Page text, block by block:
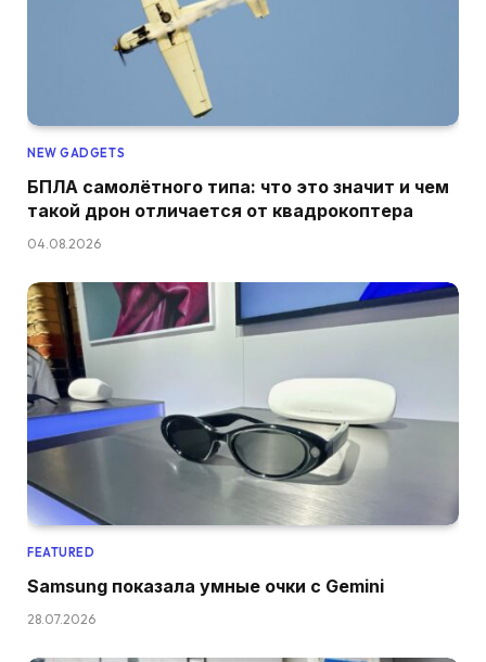
NEW GADGETS
БПЛА самолётного типа: что это значит и чем
такой дрон отличается от квадрокоптера
04.08.2026
FEATURED
Samsung показала умные очки с Gemini
28.07.2026